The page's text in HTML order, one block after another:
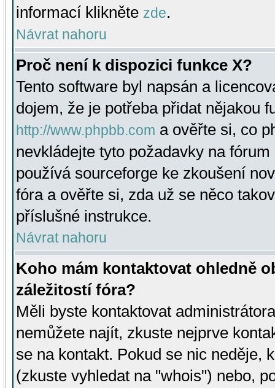
informací klikněte zde.
Návrat nahoru
Proč není k dispozici funkce X?
Tento software byl napsán a
dojem, že je potřeba přidat nějakou
http://www.phpbb.com a ověřte si, co
nevkládejte tyto požadavky na
používá sourceforge ke zkoušení
fóra a ověřte si, zda už se něco
příslušné instrukce.
Návrat nahoru
Koho mám kontaktovat ohledně
záležitostí fóra?
Měli byste kontaktovat
nemůžete najít, zkuste nejprve
se na kontakt. Pokud se nic neděje,
(zkuste vyhledat na "whois") nebo,